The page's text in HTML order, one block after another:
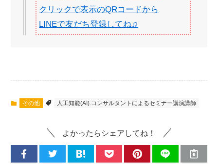
クリックで表示のQRコードから
LINEで友だち登録してね♫
その他 人工知能(AI):コンサルタントによるセミナー講演講師
よかったらシェアしてね！